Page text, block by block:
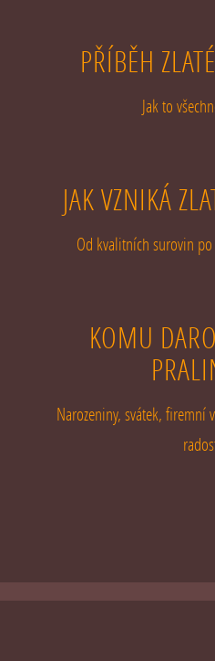
PŘÍBĚH
Jak to
JAK VZNIKÁ
Od kvalitních surovin
KOMU
Narozeniny, svátek, firemní